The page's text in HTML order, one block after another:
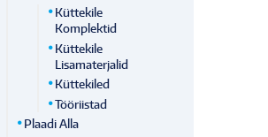
Küttekile
Komplektid
Küttekile
Lisamaterjalid
Küttekiled
Tööriistad
Plaadi Alla